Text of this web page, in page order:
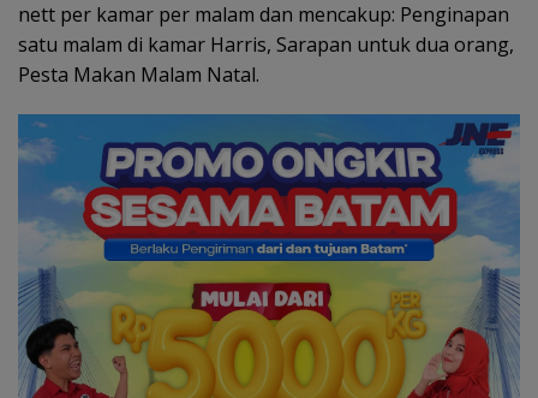
nett per kamar per malam dan mencakup: Penginapan
satu malam di kamar Harris, Sarapan untuk dua orang,
Pesta Makan Malam Natal.